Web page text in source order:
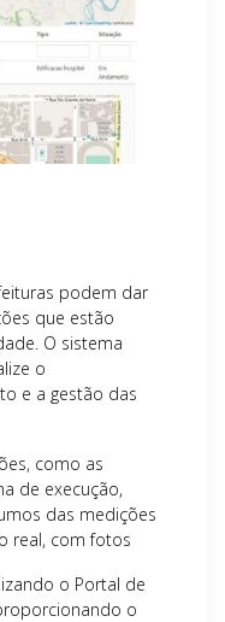
podem dar
que estão
O sistema
o
e a gestão das
como as
de execução,
das medições
real, com fotos
o Portal de
o